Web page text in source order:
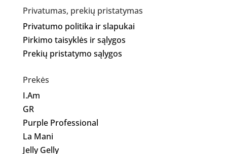
Privatumas, prekių pristatymas
Privatumo politika ir slapukai
Pirkimo taisyklės ir sąlygos
Prekių pristatymo sąlygos
Prekės
I.Am
GR
Purple Professional
La Mani
Jelly Gelly